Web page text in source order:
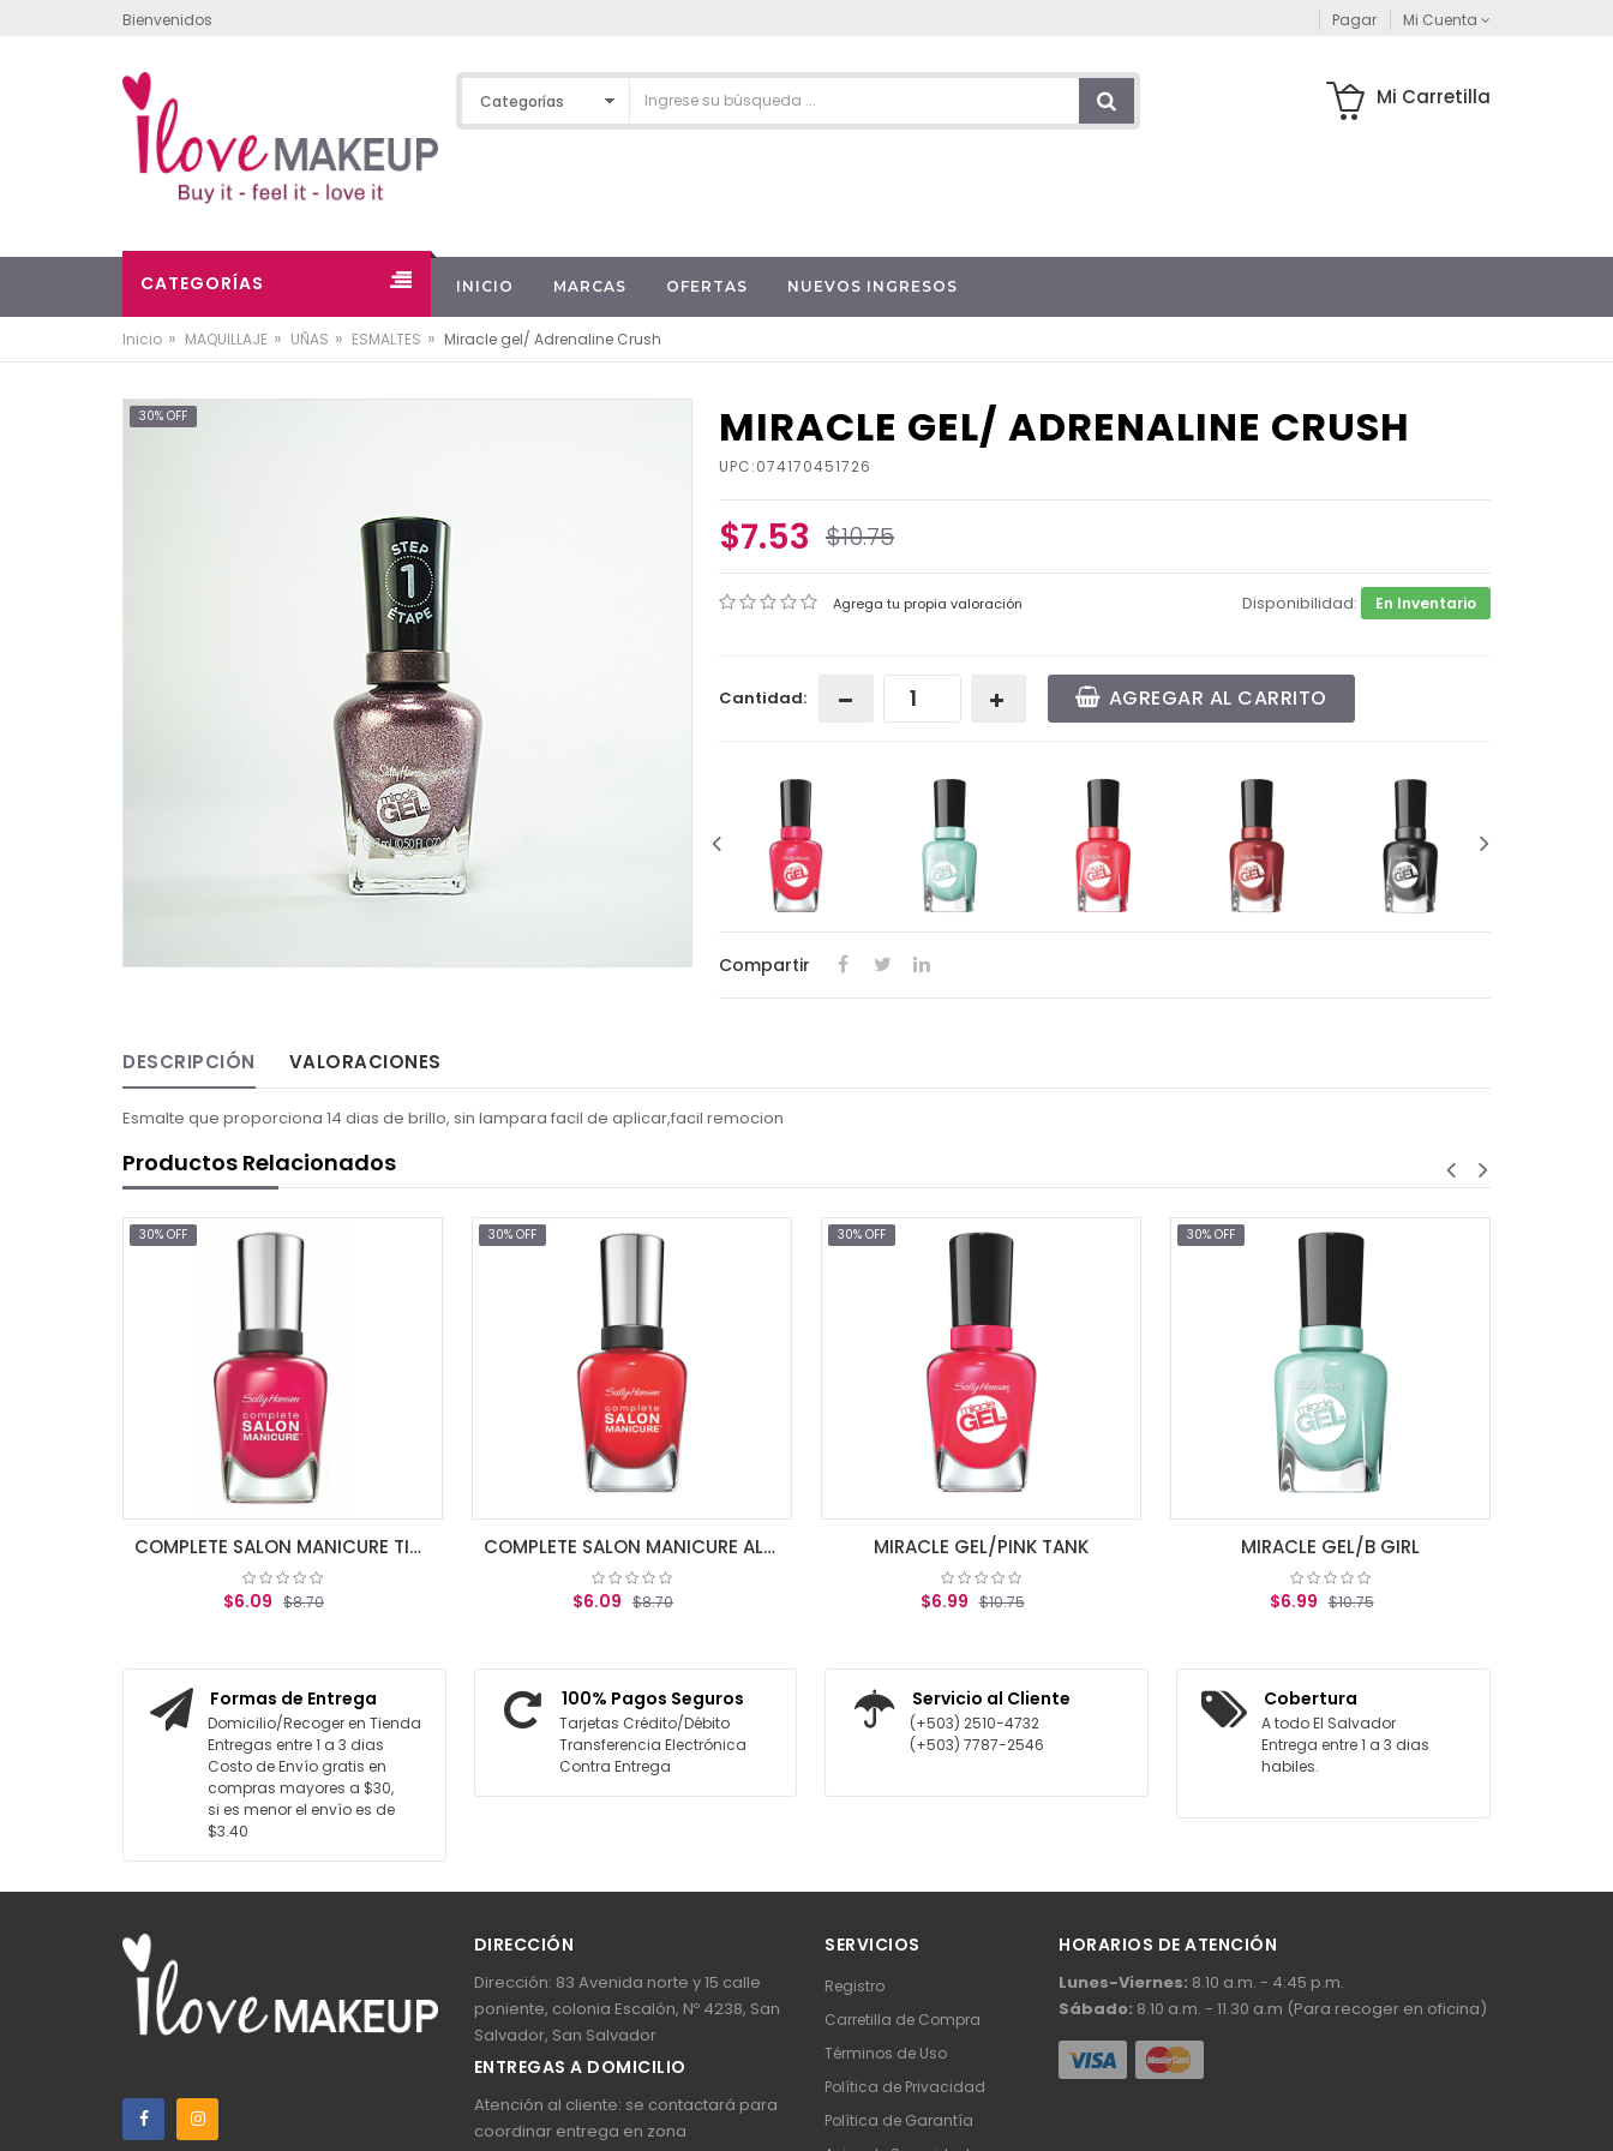
Bienvenidos Pagar Mi Cuenta
Mi Carretilla
CATEGORÍAS INICIO MARCAS OFERTAS NUEVOS INGRESOS
Inicio » MAQUILLAJE » UÑAS » ESMALTES » Miracle gel/ Adrenaline Crush
30% OFF MIRACLE GEL/ ADRENALINE CRUSH
UPC:074170451726
$7.53 $10.75
Agrega tu propia valoración Disponibilidad: En Inventario
Cantidad: AGREGAR AL CARRITO
Compartir
DESCRIPCIÓN VALORACIONES
Esmalte que proporciona 14 dias de brillo, sin lampara facil de aplicar,facil remocion
Productos Relacionados
COMPLETE SALON MANICURE TICKLE ME PIN
30% OFF
COMPLETE SALON MANICURE ALL FIRED UP
$6.09
30% OFF
MIRACLE GEL/PINK TANK
$6.99
30% OFF
MIRACLE GEL/B GIRL
$6.99
30% OFF MIRACLE GEL/REDGY
AGREGAR AL CARRITO
Formas de Entrega
Domicilio/Recoger en Tienda
Entregas entre 1 a 3 dias
Costo de Envío gratis en
compras mayores a $30,
si es menor el envío es de
$3.40
100% Pagos Seguros
Tarjetas Crédito/Débito
Transferencia Electrónica
Contra Entrega
Servicio al Cliente
(+503) 2510-4732
(+503) 7787-2546
Cobertura
A todo El Salvador
Entrega entre 1 a 3 dias
habiles.
DIRECCIÓN
Dirección: 83 Avenida norte y 15 calle
poniente, colonia Escalón, Nº 4238, San
Salvador, San Salvador
ENTREGAS A DOMICILIO
Atención al cliente: se contactará para
coordinar entrega en zona
SERVICIOS
Registro
Carretilla de Compra
Términos de Uso
Política de Privacidad
Política de Garantía
HORARIOS DE ATENCIÓN
Lunes-Viernes: 8.10 a.m. - 4:45 p.m.
Sábado: 8.10 a.m. - 11.30 a.m (Para recoger en oficina)